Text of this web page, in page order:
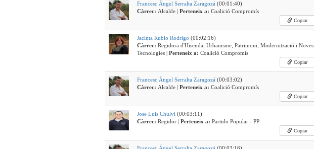
Francesc Ángel Serralta Zaragozá (00:01:40)
Càrrec: Alcalde | Perteneix a: Coalició Compromís
Copiar
Jacinta Rubio Rodrigo (00:02:16)
Càrrec: Regidora d'Hisenda, Urbanisme, Patrimoni, Modernització i Noves
Tecnologies | Perteneix a: Coalició Compromís
Copiar
Francesc Ángel Serralta Zaragozá (00:03:02)
Càrrec: Alcalde | Perteneix a: Coalició Compromís
Copiar
Jose Luis Chulvi (00:03:11)
Càrrec: Regidor | Perteneix a: Partido Popular - PP
Copiar